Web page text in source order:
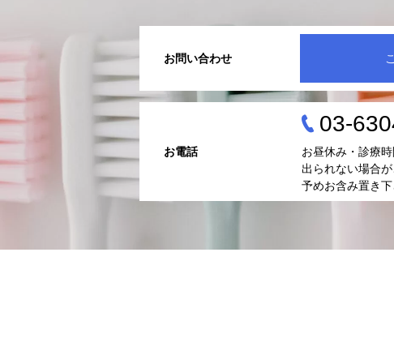
お問い合わせ
お電話
03-
お昼休み・診療
出られない場合
予めお含み置き